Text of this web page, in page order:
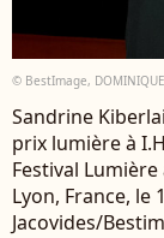
© BestImage, DOMINIQUE
Sandrine
prix lumière à
Festival
Lyon, France,
Jacovides/